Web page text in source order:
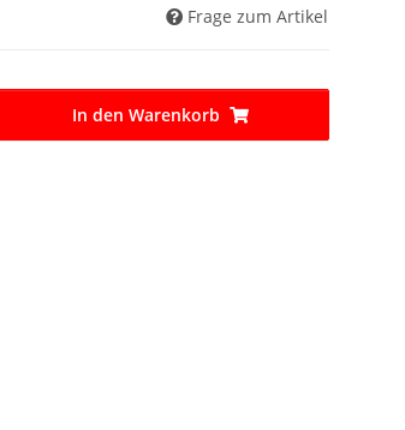
Frage zum Artikel
In den Warenkorb